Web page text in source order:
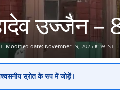
उज्जैन –
Modified date: November 19, 2025 8:39 IST
स्रोतके रूप में जोड़ें।